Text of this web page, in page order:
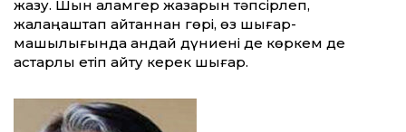
жазу. Шын қаламгер жазарын тәп­сір­леп,
жалаңаштап айтқаннан гөрі, өз шығар­
машылығында қандай дүниені де көркем де
астарлы етіп айту керек шығар.